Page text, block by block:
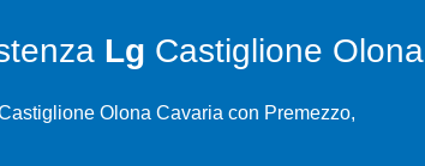
Lg Castiglione Olona
Olona Cavaria con Premezzo,